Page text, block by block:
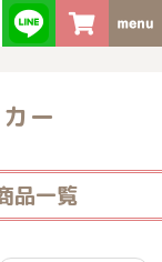
ー
品一覧